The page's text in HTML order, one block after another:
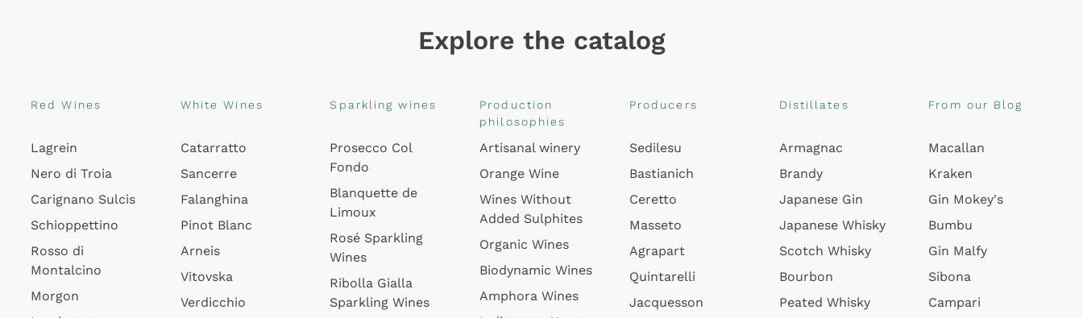
Explore the catalog
Red Wines
Lagrein
Nero di Troia
Carignano Sulcis
Schioppettino
Rosso di
Montalcino
Morgon
White Wines
Catarratto
Sancerre
Falanghina
Pinot Blanc
Arneis
Vitovska
Verdicchio
Sparkling wines
Prosecco Col
Fondo
Blanquette de
Limoux
Rosé Sparkling
Wines
Ribolla Gialla
Sparkling Wines
Production
philosophies
Artisanal winery
Orange Wine
Wines Without
Added Sulphites
Organic Wines
Biodynamic Wines
Amphora Wines
Producers
Sedilesu
Bastianich
Ceretto
Masseto
Agrapart
Quintarelli
Jacquesson
Distillates
Armagnac
Brandy
Japanese Gin
Japanese Whisky
Scotch Whisky
Bourbon
Peated Whisky
From our Blog
Macallan
Kraken
Gin Mokey's
Bumbu
Gin Malfy
Sibona
Campari